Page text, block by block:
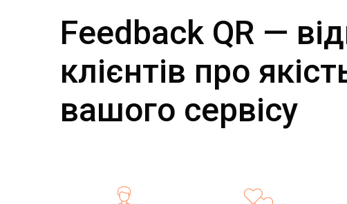
Feedback QR —
клієнтів про
вашого сервісу